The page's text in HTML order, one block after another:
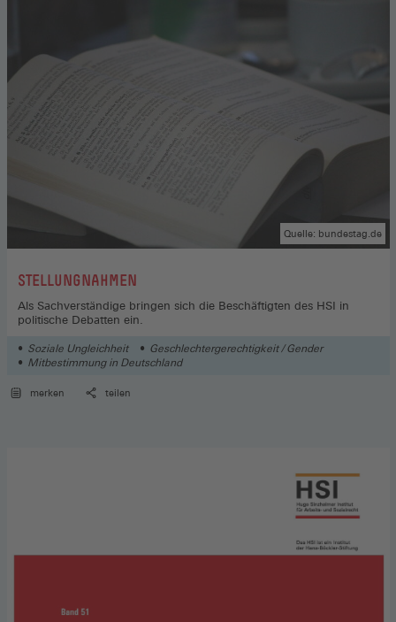
:STELLUNGNAHMEN
Quelle: bundestag.de
Als Sachverständige bringen sich die Beschäftigten des HSI in
politische Debatten ein.
Soziale Ungleichheit
Geschlechtergerechtigkeit / Gender
Mitbestimmung in Deutschland
merken teilen